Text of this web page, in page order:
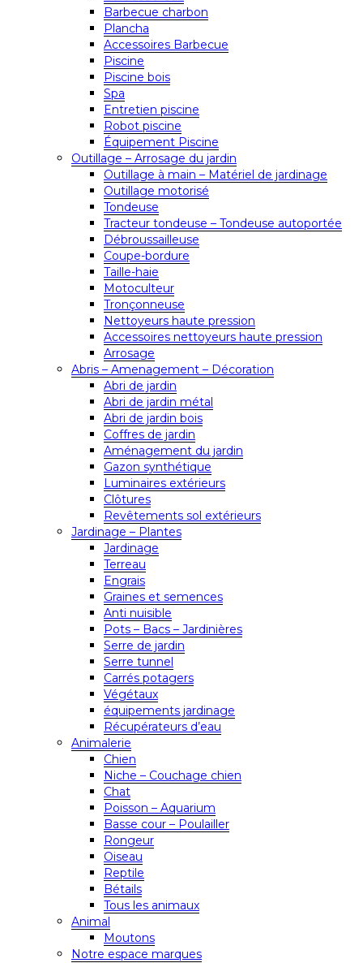
Barbecue charbon
Plancha
Accessoires Barbecue
Piscine
Piscine bois
Spa
Entretien piscine
Robot piscine
Équipement Piscine
Outillage – Arrosage du jardin
Outillage à main – Matériel de jardinage
Outillage motorisé
Tondeuse
Tracteur tondeuse – Tondeuse autoportée
Débroussailleuse
Coupe-bordure
Taille-haie
Motoculteur
Tronçonneuse
Nettoyeurs haute pression
Accessoires nettoyeurs haute pression
Arrosage
Abris – Amenagement – Décoration
Abri de jardin
Abri de jardin métal
Abri de jardin bois
Coffres de jardin
Aménagement du jardin
Gazon synthétique
Luminaires extérieurs
Clôtures
Revêtements sol extérieurs
Jardinage – Plantes
Jardinage
Terreau
Engrais
Graines et semences
Anti nuisible
Pots – Bacs – Jardinières
Serre de jardin
Serre tunnel
Carrés potagers
Végétaux
équipements jardinage
Récupérateurs d’eau
Animalerie
Chien
Niche – Couchage chien
Chat
Poisson – Aquarium
Basse cour – Poulailler
Rongeur
Oiseau
Reptile
Bétails
Tous les animaux
Animal
Moutons
Notre espace marques